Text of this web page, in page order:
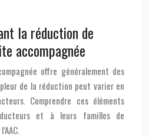
la réduction de
accompagnée
offre généralement des
de la réduction peut varier en
Comprendre ces éléments
et à leurs familles de